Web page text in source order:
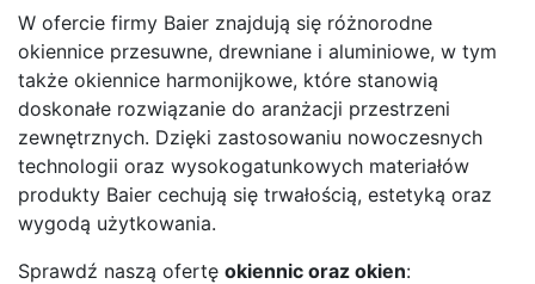
W ofercie firmy Baier znajdują się różnorodne
okiennice przesuwne, drewniane i aluminiowe, w tym
także okiennice harmonijkowe, które stanowią
doskonałe rozwiązanie do aranżacji przestrzeni
zewnętrznych. Dzięki zastosowaniu nowoczesnych
technologii oraz wysokogatunkowych materiałów
produkty Baier cechują się trwałością, estetyką oraz
wygodą użytkowania.
Sprawdź naszą ofertę okiennic oraz okien: